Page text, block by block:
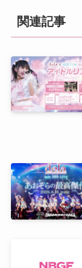
関連記事